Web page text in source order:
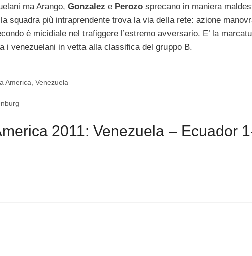
ma Arango, Gonzalez e Perozo sprecano in maniera
squadra più intraprendente trova la via della rete: azione
è micidiale nel trafiggere l’estremo avversario. E’ la
i venezuelani in vetta alla classifica del gruppo B.
America,Venezuela
2011: Venezuela – Ecuador